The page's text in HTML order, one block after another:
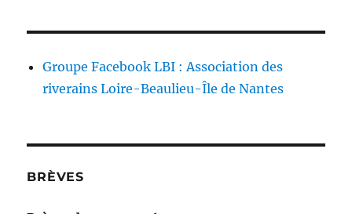
Groupe Facebook LBI : Association des
riverains Loire-Beaulieu-Île de Nantes
BRÈVES